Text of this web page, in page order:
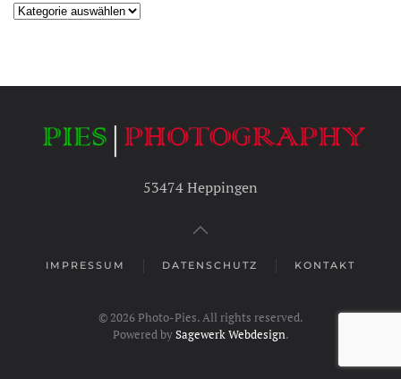
Kategorien
53474 Heppingen
IMPRESSUM DATENSCHUTZ KONTAKT
© 2026Photo-Pies. All rights reserved.
Powered bySagewerk Webdesign.